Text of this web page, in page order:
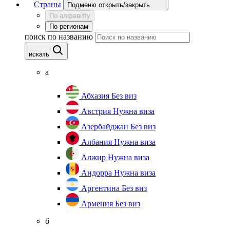
Страны
Подменю открыть/закрыть
По алфавиту
По регионам
поиск по названию
искать
а
Абхазия Без виз
Австрия Нужна виза
Азербайджан Без виз
Албания Нужна виза
Алжир Нужна виза
Андорра Нужна виза
Аргентина Без виз
Армения Без виз
б